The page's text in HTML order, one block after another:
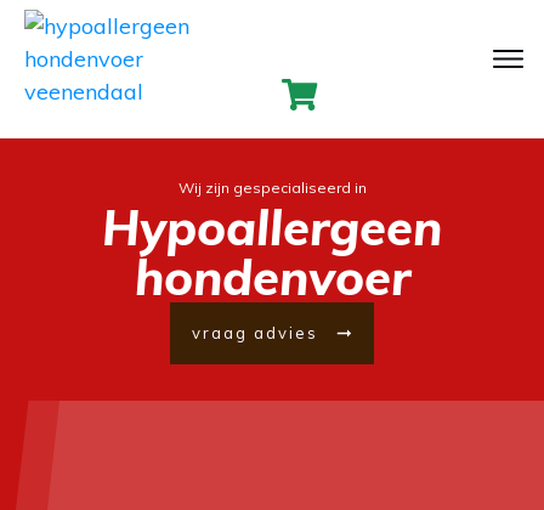
Wij zijn gespecialiseerd in
Hypoallergeen
hondenvoer
vraag advies